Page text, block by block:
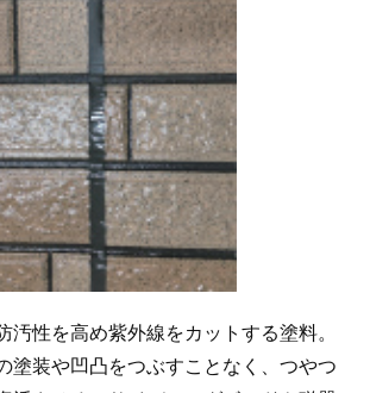
汚性を高め紫外線をカットする塗料。
塗装や凹凸をつぶすことなく、つやつ